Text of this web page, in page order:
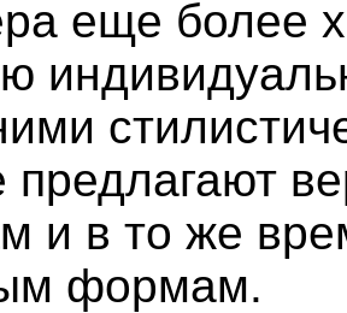
еще более
предлагают
и в то же
формам.